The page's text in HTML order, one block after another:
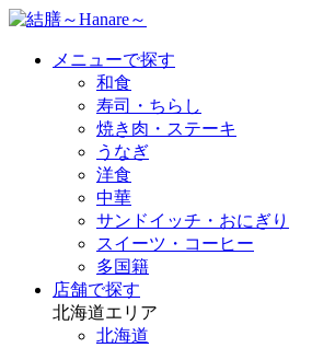
メニューで探す
和食
寿司・ちらし
焼き肉・ステーキ
うなぎ
洋食
中華
サンドイッチ・おにぎり
スイーツ・コーヒー
多国籍
店舗で探す
北海道エリア
北海道